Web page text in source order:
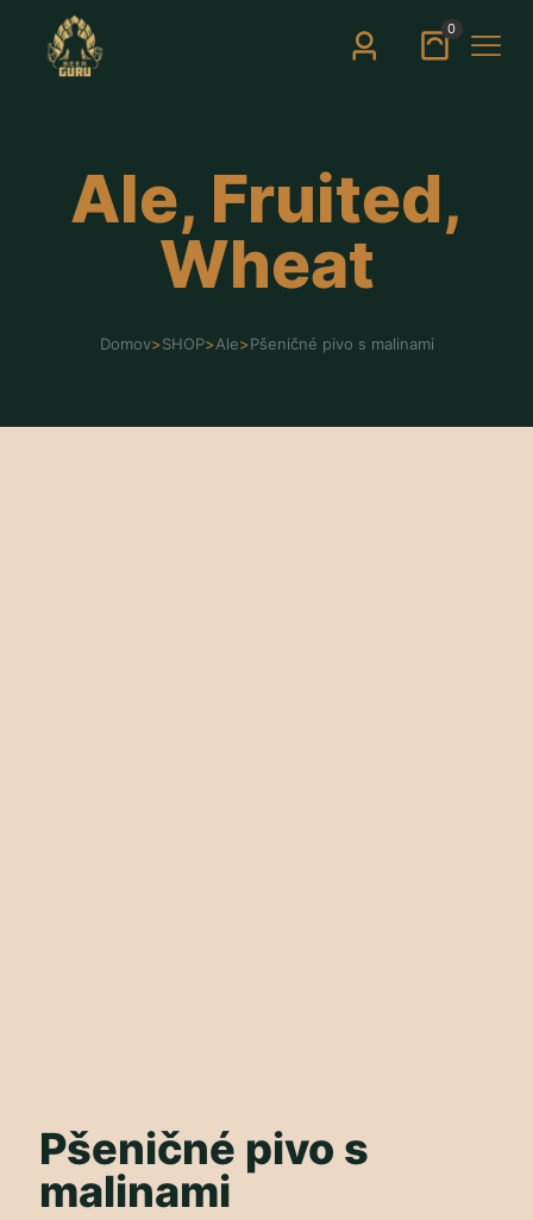
0
Ale, Fruited,
Wheat
Domov>SHOP>Ale>Pšeničné pivo s malinami
Pšeničné pivo s
malinami